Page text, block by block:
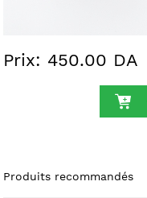
Prix: 450.00 DA
Produits recommandés